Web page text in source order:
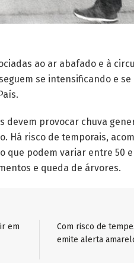
ao ar abafado e à
se intensificando e
devem provocar chuva
Há risco de temporais,
que podem variar entre 50
e queda de árvores.
em
Com risco de
emite alerta